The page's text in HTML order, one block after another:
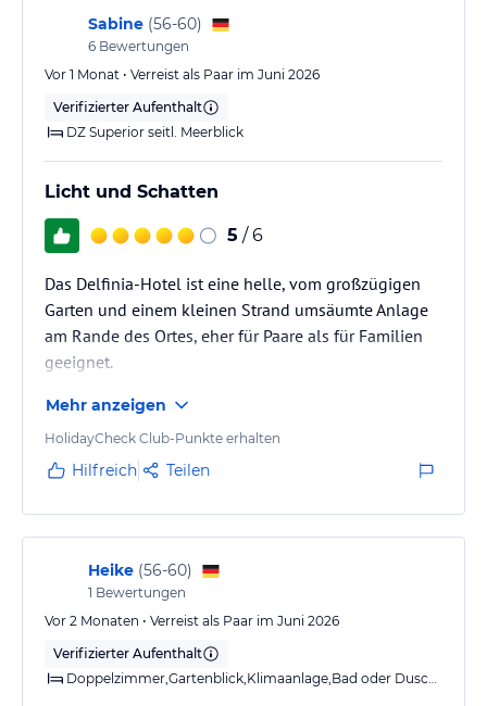
Hinweis: Verfasst von HolidayCheck mit Hilfe von KI. Alle
Sabine (56-60)
6 Bewertungen
Vor 1 Monat • Verreist als Paar im Juni 2026
Verifizierter Aufenthalt
DZ Superior seitl. Meerblick
Licht und Schatten
5 / 6
Das Delfinia-Hotel ist eine helle, vom großzügigen
Garten und einem kleinen Strand umsäumte Anlage
am Rande des Ortes, eher für Paare als für Familien
geeignet.
Mehr anzeigen
HolidayCheck Club-Punkte erhalten
Hilfreich Teilen
Heike (56-60)
1 Bewertungen
Vor 2 Monaten • Verreist als Paar im Juni 2026
Verifizierter Aufenthalt